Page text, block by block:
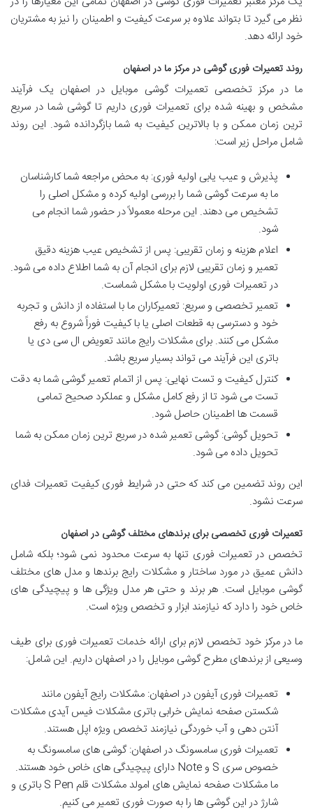
نظر می گیرد تا بتواند علاوه بر سرعت کیفیت و اطمینان را نیز به مشتریان
خود ارائه دهد.
روندتعمیرات فوری گوشی در مرکز ما در اصفهان
ما در مرکز تخصصی تعمیرات گوشی موبایل در اصفهان یک فرآیند
مشخص و بهینه شده برای تعمیرات فوری داریم تا گوشی شما در سریع
ترین زمان ممکن و با بالاترین کیفیت به شما بازگردانده شود. این روند
شامل مراحل زیر است:
پذیرش و عیب یابی اولیه فوری: به محض مراجعه شما کارشناسان
ما به سرعت گوشی شما را بررسی اولیه کرده و مشکل اصلی را
تشخیص می دهند. این مرحله معمولاً در حضور شما انجام می
شود.
اعلام هزینه و زمان تقریبی: پس از تشخیص عیب هزینه دقیق
تعمیر و زمان تقریبی لازم برای انجام آن به شما اطلاع داده می شود.
در تعمیرات فوری اولویت با مشکل شماست.
تعمیر تخصصی و سریع: تعمیرکاران ما با استفاده از دانش و تجربه
خود و دسترسی به قطعات اصلی یا با کیفیت فوراً شروع به رفع
مشکل می کنند. برای مشکلات رایج مانند تعویض ال سی دی یا
باتری این فرآیند می تواند بسیار سریع باشد.
کنترل کیفیت و تست نهایی: پس از اتمام تعمیر گوشی شما به دقت
تست می شود تا از رفع کامل مشکل و عملکرد صحیح تمامی
قسمت ها اطمینان حاصل شود.
تحویل گوشی: گوشی تعمیر شده در سریع ترین زمان ممکن به شما
تحویل داده می شود.
این روند تضمین می کند که حتی در شرایط فوری کیفیت تعمیرات فدای
سرعت نشود.
تعمیرات فوری تخصصی برای برندهای مختلف گوشی در اصفهان
تخصص در تعمیرات فوری تنها به سرعت محدود نمی شود؛ بلکه شامل
دانش عمیق در مورد ساختار و مشکلات رایج برندها و مدل های مختلف
گوشی موبایل است. هر برند و حتی هر مدل ویژگی ها و پیچیدگی های
خاص خود را دارد که نیازمند ابزار و تخصص ویژه است.
ما در مرکز خود تخصص لازم برای ارائه خدمات تعمیرات فوری برای طیف
وسیعی از برندهای مطرح گوشی موبایل را در اصفهان داریم. این شامل:
تعمیرات فوری آیفون در اصفهان: مشکلات رایج آیفون مانند
شکستن صفحه نمایش خرابی باتری مشکلات فیس آیدی مشکلات
آنتن دهی و آب خوردگی نیازمند تخصص ویژه اپل هستند.
تعمیرات فوری سامسونگ در اصفهان: گوشی های سامسونگ به
خصوص سری S و Note دارای پیچیدگی های خاص خود هستند.
ما مشکلات صفحه نمایش های امولد مشکلات قلم S Pen باتری و
شارژ در این گوشی ها را به صورت فوری تعمیر می کنیم.